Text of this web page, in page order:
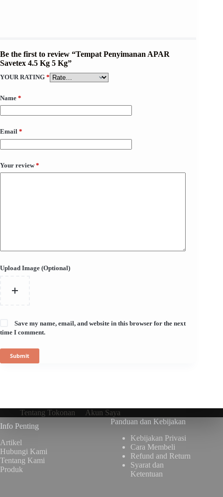
Be the first to review “Tempat Penyimanan APAR
Savetex 4.5 Kg 5 Kg”
YOUR RATING *
Name *
Email *
Your review*
Upload Image (Optional)
Save my name, email, and website in this browser for the next
time I comment.
Submit
Tentang Tokonan
Akun Saya
Info Penting
Artikel
Hubungi Kami
Tentang Kami
Produk
Panduan dan Kebijakan
Kebijakan Privasi
Cara Membeli
Refund and Return
Syarat dan
Ketentuan